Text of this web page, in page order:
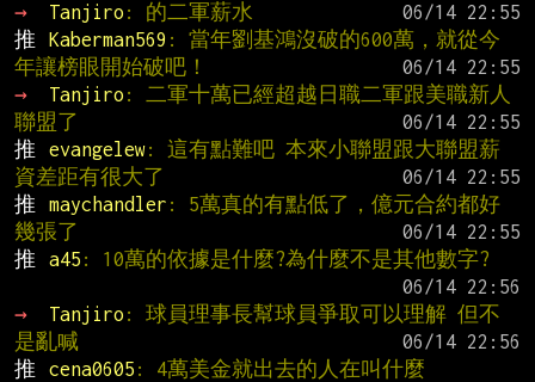
→
Tanjiro : 的二軍薪水
推
Kaberman569 : 當年劉基鴻沒破的600萬，就從今
年讓榜眼開始破吧！
→
Tanjiro : 二軍十萬已經超越日職二軍跟美職新人
聯盟了
推
evangelew: 這有點難吧 本來小聯盟跟大聯盟薪
資差距有很大了
推
maychandler : 5萬真的有點低了，億元合約都好
幾張了
推
a45 : 10萬的依據是什麼?為什麼不是其他數字?
→
Tanjiro : 球員理事長幫球員爭取可以理解 但不
是亂喊
推
cena0605 : 4萬美金就出去的人在叫什麼